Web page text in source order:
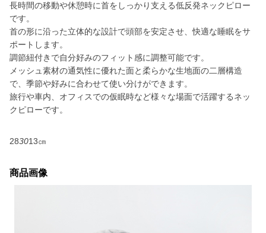
長時間の移動や休憩時に首をしっかり支える低反発ネックピロー
です。
首の形に沿った立体的な設計で頭部を安定させ、快適な睡眠をサ
ポートします。
調節紐付きで自分好みのフィット感に調整可能です。
メッシュ素材の通気性に優れた面と柔らかな生地面の二層構造
で、季節や好みに合わせて使い分けができます。
旅行や車内、オフィスでの仮眠時など様々な場面で活躍するネッ
クピローです。
283013㎝
商品画像